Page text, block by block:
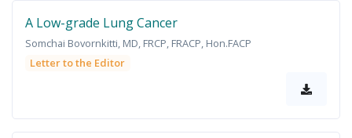
A Low-grade Lung Cancer
Somchai Bovornkitti, MD, FRCP, FRACP, Hon.FACP
Letter to the Editor